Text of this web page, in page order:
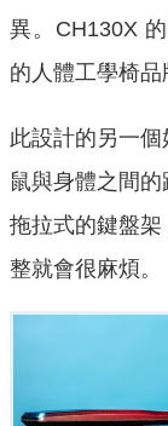
異。CH130X
的人體工學椅品
此設計的另一
鼠與身體之間
拖拉式的鍵盤
整就會很麻煩。